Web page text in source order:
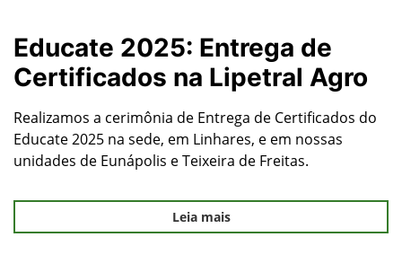
Educate 2025: Entrega de
Certificados na Lipetral Agro
Realizamos a cerimônia de Entrega de Certificados do
Educate 2025 na sede, em Linhares, e em nossas
unidades de Eunápolis e Teixeira de Freitas.
Leia mais